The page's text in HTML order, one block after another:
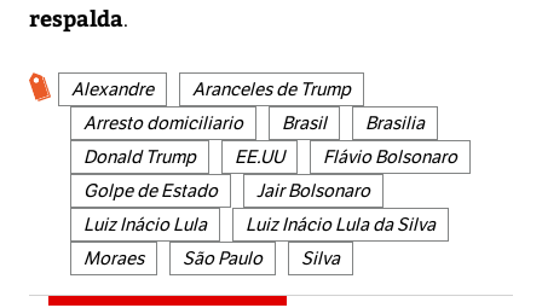
respalda.
Alexandre
Aranceles de Trump
Arresto domiciliario
Brasil
Brasilia
Donald Trump
EE.UU
Flávio Bolsonaro
Golpe de Estado
Jair Bolsonaro
Luiz Inácio Lula
Luiz Inácio Lula da Silva
Moraes
São Paulo Silva